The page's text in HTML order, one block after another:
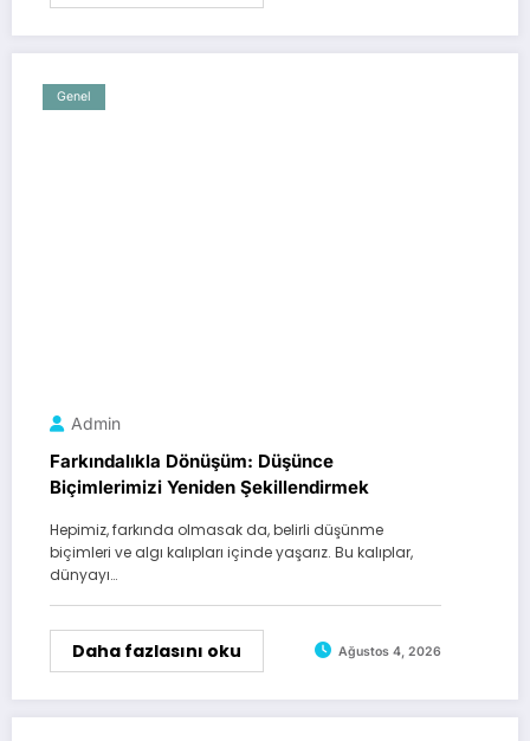
Genel
Admin
Farkındalıkla Dönüşüm: Düşünce
Biçimlerimizi Yeniden Şekillendirmek
Hepimiz, farkında olmasak da, belirli düşünme
biçimleri ve algı kalıpları içinde yaşarız. Bu kalıplar,
dünyayı…
Daha fazlasını oku Ağustos 4, 2026